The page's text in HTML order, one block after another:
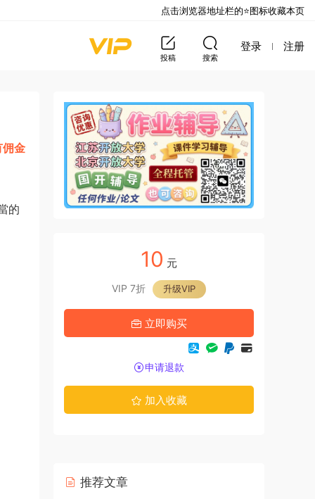
投稿 搜索
登录 注册
佣金
的
10 元
VIP 7折 升级VIP
立即购买
申请退款
加入收藏
推荐文章
点击浏览器地址栏的⭐图标收藏本页